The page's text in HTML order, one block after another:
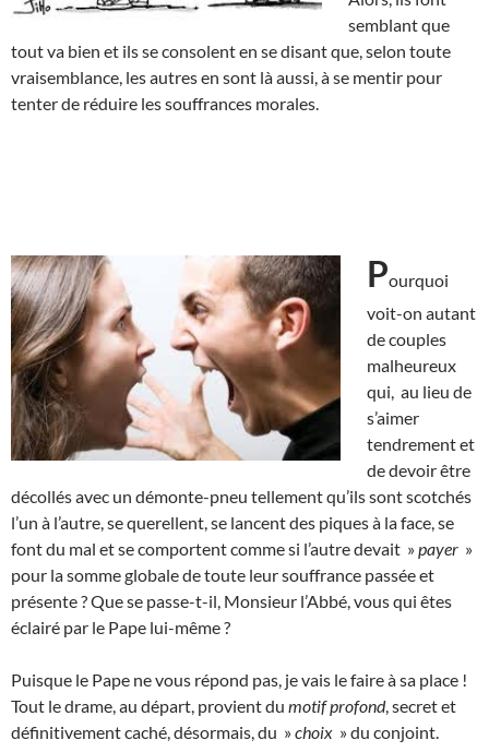
semblant que
tout va bien et ils se consolent en se disant que, selon toute
vraisemblance, les autres en sont là aussi, à se mentir pour
tenter de réduire les souffrances morales.
Pourquoi
voit-on autant
de couples
malheureux
qui, au lieu de
s’aimer
tendrement et
de devoir être
décollés avec un démonte-pneu tellement qu’ils sont scotchés
l’un à l’autre, se querellent, se lancent des piques à la face, se
font du mal et se comportent comme si l’autre devait »payer »
pour la somme globale de toute leur souffrance passée et
présente ? Que se passe-t-il, Monsieur l’Abbé, vous qui êtes
éclairé par le Pape lui-même ?
Puisque le Pape ne vous répond pas, je vais le faire à sa place !
Tout le drame, au départ, provient du motif profond, secret et
définitivement caché, désormais, du »choix » du conjoint.